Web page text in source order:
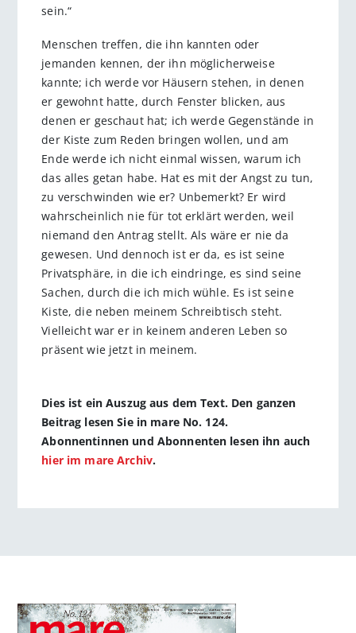
sein.“
Menschen treffen, die ihn kannten oder
jemanden kennen, der ihn möglicherweise
kannte; ich werde vor Häusern stehen, in denen
er gewohnt hatte, durch Fenster blicken, aus
denen er geschaut hat; ich werde Gegenstände in
der Kiste zum Reden bringen wollen, und am
Ende werde ich nicht einmal wissen, warum ich
das alles getan habe. Hat es mit der Angst zu tun,
zu verschwinden wie er? Unbemerkt? Er wird
wahrscheinlich nie für tot erklärt werden, weil
niemand den Antrag stellt. Als wäre er nie da
gewesen. Und dennoch ist er da, es ist seine
Privatsphäre, in die ich eindringe, es sind seine
Sachen, durch die ich mich wühle. Es ist seine
Kiste, die neben meinem Schreibtisch steht.
Vielleicht war er in keinem anderen Leben so
präsent wie jetzt in meinem.
Dies ist ein Auszug aus dem Text. Den ganzen
Beitrag lesen Sie in mare No. 124.
Abonnentinnen und Abonnenten lesen ihn auch
hier im mare Archiv.